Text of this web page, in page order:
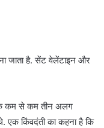
जाता है. सेंट वेलेंटाइन और
कम से कम तीन अलग
एक किंवदंती का कहना है कि